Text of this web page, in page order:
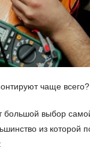
чаще всего?
большой выбор
из которой